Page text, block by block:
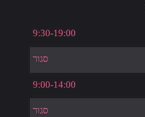
9:30-19:00
סגור
9:00-14:00
סגור